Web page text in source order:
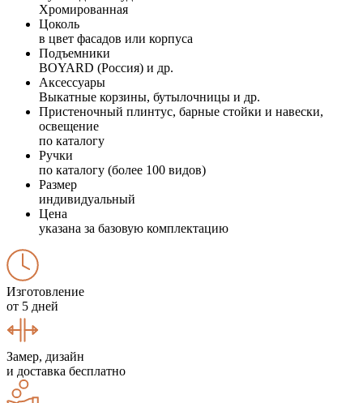
Хромированная
Цоколь
в цвет фасадов или корпуса
Подъемники
BOYARD (Россия) и др.
Аксессуары
Выкатные корзины, бутылочницы и др.
Пристеночный плинтус, барные стойки и навески,
освещение
по каталогу
Ручки
по каталогу (более 100 видов)
Размер
индивидуальный
Цена
указана за базовую комплектацию
Изготовление
от 5 дней
Замер, дизайн
и доставка бесплатно